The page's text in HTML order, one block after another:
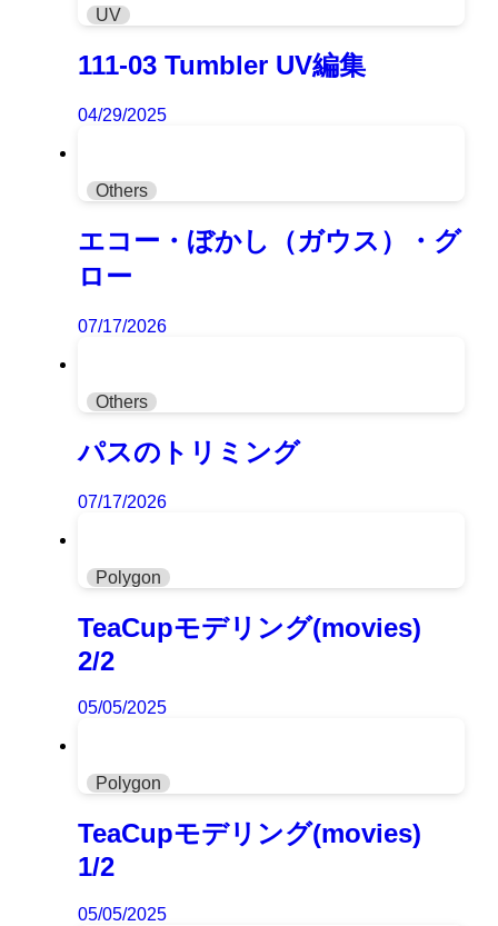
UV
111-03 Tumbler UV編集
04/29/2025
Others
エコー・ぼかし（ガウス）・グ
ロー
07/17/2026
Others
パスのトリミング
07/17/2026
Polygon
TeaCupモデリング(movies)
2/2
05/05/2025
Polygon
TeaCupモデリング(movies)
1/2
05/05/2025